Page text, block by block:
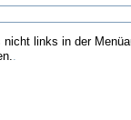
links in der
.